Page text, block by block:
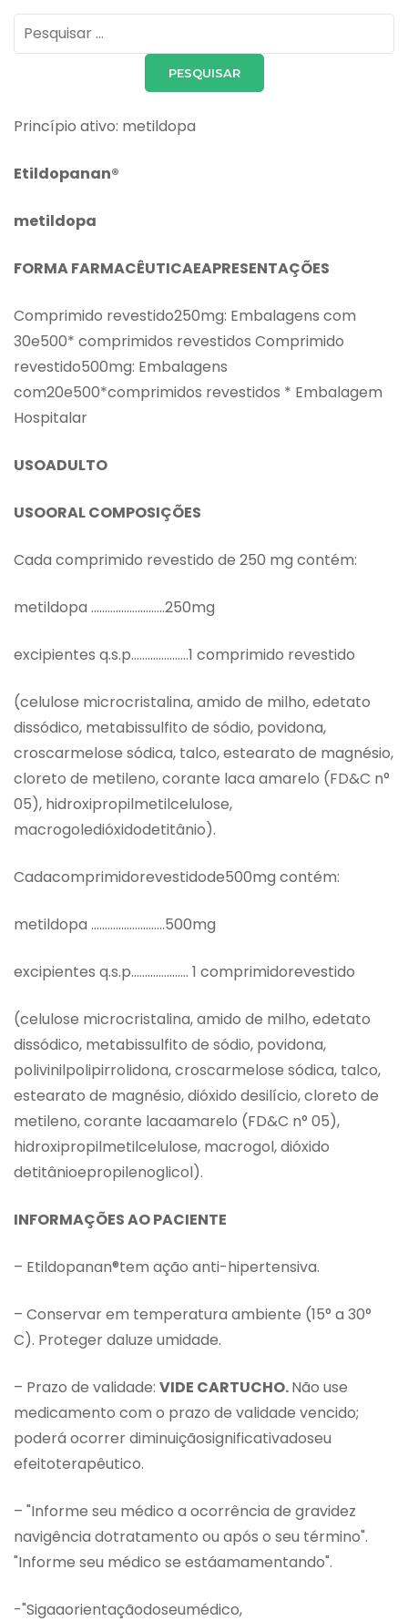
Pesquisar
por:
Princípio ativo: metildopa
Etildopanan®
metildopa
FORMA FARMACÊUTICAEAPRESENTAÇÕES
Comprimido revestido250mg: Embalagens com
30e500* comprimidos revestidos Comprimido
revestido500mg: Embalagens
com20e500*comprimidos revestidos * Embalagem
Hospitalar
USOADULTO
USOORAL COMPOSIÇÕES
Cada comprimido revestido de 250 mg contém:
metildopa ………………………250mg
excipientes q.s.p…………………1 comprimido revestido
(celulose microcristalina, amido de milho, edetato
dissódico, metabissulfito de sódio, povidona,
croscarmelose sódica, talco, estearato de magnésio,
cloreto de metileno, corante laca amarelo (FD&C n°
05), hidroxipropilmetilcelulose,
macrogoledióxidodetitânio).
Cadacomprimidorevestidode500mg contém:
metildopa ………………………500mg
excipientes q.s.p………………… 1 comprimidorevestido
(celulose microcristalina, amido de milho, edetato
dissódico, metabissulfito de sódio, povidona,
polivinilpolipirrolidona, croscarmelose sódica, talco,
estearato de magnésio, dióxido desilício, cloreto de
metileno, corante lacaamarelo (FD&C n° 05),
hidroxipropilmetilcelulose, macrogol, dióxido
detitânioepropilenoglicol).
INFORMAÇÕES AO PACIENTE
– Etildopanan®tem ação anti-hipertensiva.
– Conservar em temperatura ambiente (15° a 30°
C). Proteger daluze umidade.
– Prazo de validade: VIDE CARTUCHO.Não use
medicamento com o prazo de validade vencido;
poderá ocorrer diminuiçãosignificativadoseu
efeitoterapêutico.
– "Informe seu médico a ocorrência de gravidez
navigência dotratamento ou após o seu término".
"Informe seu médico se estáamamentando".
-"Sigaaorientaçãodoseumédico,